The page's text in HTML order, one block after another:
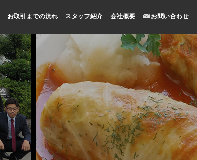
お取引までの流れ スタッフ紹介 会社概要 お問い合わせ